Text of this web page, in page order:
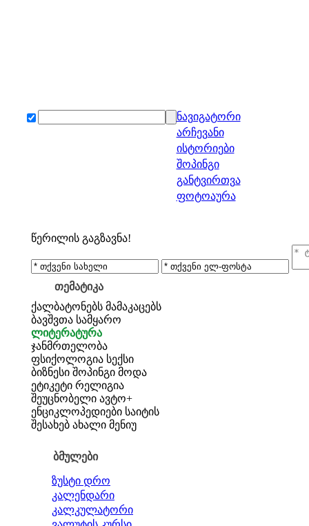
ნავიგატორი
არჩევანი
ისტორიები
შოპინგი
განტვირთვა
ფოტოაურა
წერილის გაგზავნა!
თემატიკა
ქალბატონებს მამაკაცებს
ბავშვთა სამყარო
ლიტერატურა
ჯანმრთელობა
ფსიქოლოგია სექსი
ბიზნესი შოპინგი მოდა
ეტიკეტი რელიგია
შეუცნობელი ავტო+
ენციკლოპედიები საიტის
შესახებ ახალი მენიუ
ბმულები
ზუსტი დრო
კალენდარი
კალკულატორი